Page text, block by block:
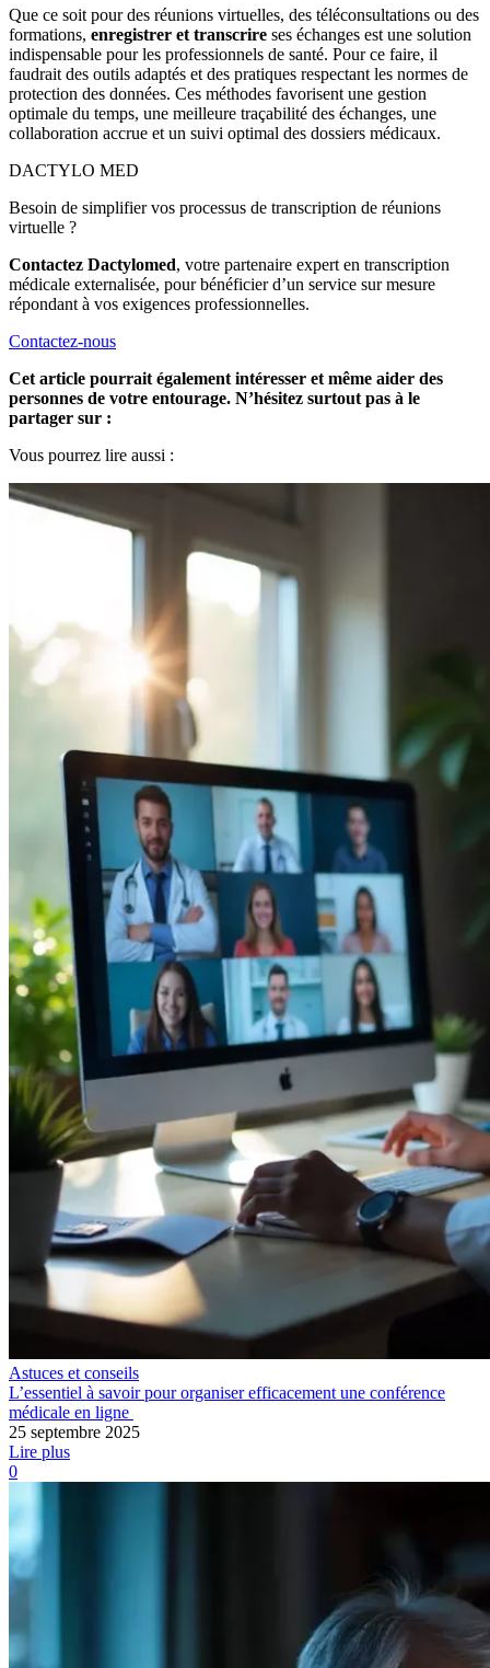
Que ce soit pour des réunions virtuelles, des téléconsultations ou des
formations, enregistrer et transcrire ses échanges est une solution
indispensable pour les professionnels de santé. Pour ce faire, il
faudrait des outils adaptés et des pratiques respectant les normes de
protection des données. Ces méthodes favorisent une gestion
optimale du temps, une meilleure traçabilité des échanges, une
collaboration accrue et un suivi optimal des dossiers médicaux.
DACTYLO MED
Besoin de simplifier vos processus de transcription de réunions
virtuelle ?
Contactez Dactylomed, votre partenaire expert en transcription
médicale externalisée, pour bénéficier d’un service sur mesure
répondant à vos exigences professionnelles.
Contactez-nous
Cet article pourrait également intéresser et même aider des
personnes de votre entourage. N’hésitez surtout pas à le
partager sur :
Vous pourrez lire aussi :
Astuces et conseils
L’essentiel à savoir pour organiser efficacement une conférence
médicale en ligne
25 septembre 2025
Lire plus
0